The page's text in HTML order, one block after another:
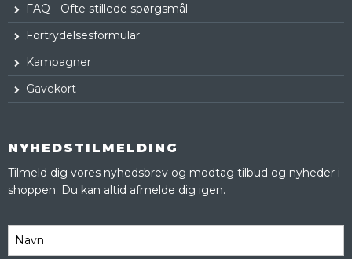
FAQ - Ofte stillede spørgsmål
Fortrydelsesformular
Kampagner
Gavekort
NYHEDSTILMELDING
Tilmeld dig vores nyhedsbrev og modtag tilbud og nyheder i
shoppen. Du kan altid afmelde dig igen.